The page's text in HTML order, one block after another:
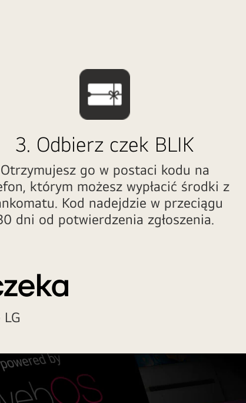
3. Odbierz czek BLIK
Otrzymujesz go w postaci kodu na
którym możesz wypłacić środki z
Kod nadejdzie w przeciągu
dni od potwierdzenia zgłoszenia.